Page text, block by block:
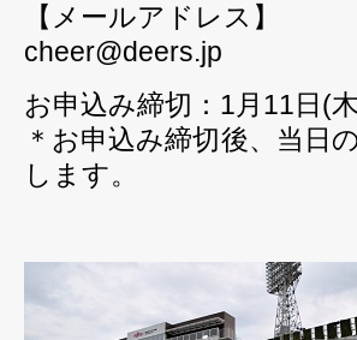
【メールアドレス】
cheer@deers.jp
お申込み締切：1月11日(
＊お申込み締切後、当日
します。